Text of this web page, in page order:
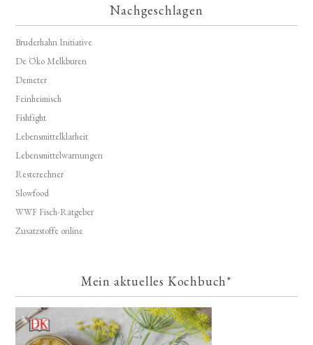
Nachgeschlagen
Bruderhahn Initiative
De Öko Melkburen
Demeter
Feinheimisch
Fishfight
Lebensmittelklarheit
Lebensmittelwarnungen
Resterechner
Slowfood
WWF Fisch-Ratgeber
Zusatzstoffe online
Mein aktuelles Kochbuch*